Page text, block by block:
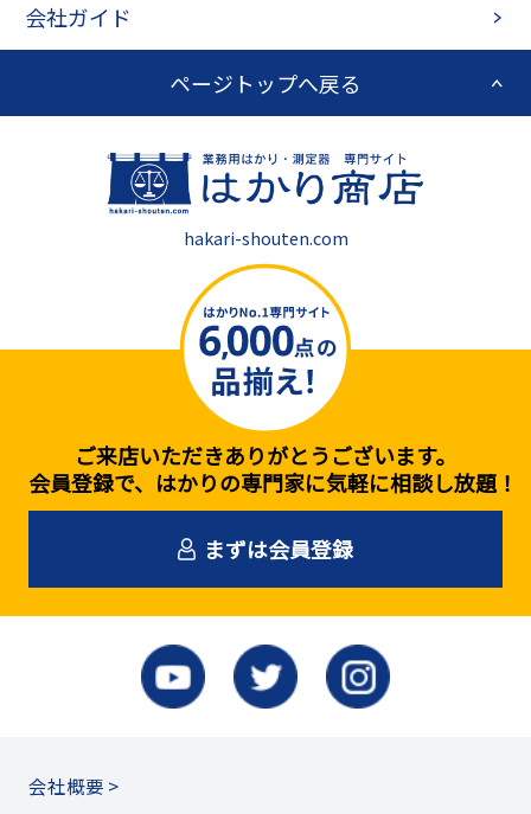
会社概要 >
ご来店いただきありがとうございます。
会員登録で、はかりの専門家に気軽に相談し放題！
まずは会員登録
会社ガイド
ページトップへ戻る
hakari-shouten.com